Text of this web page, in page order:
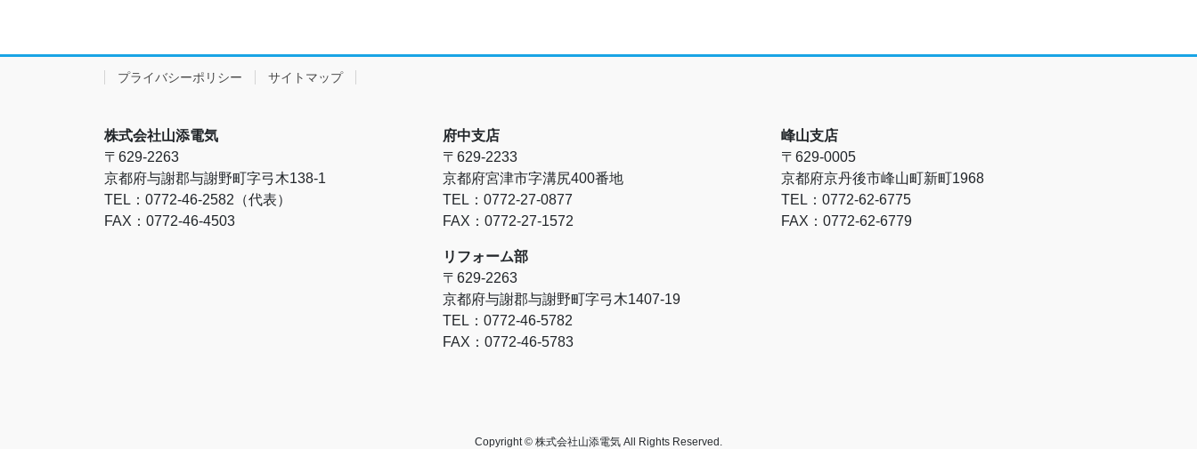
プライバシーポリシー サイトマップ
株式会社山添電気
〒629-2263
京都府与謝郡与謝野町字弓木138-1
TEL：0772-46-2582（代表）
FAX：0772-46-4503
府中支店
〒629-2233
京都府宮津市字溝尻400番地
TEL：0772-27-0877
FAX：0772-27-1572
リフォーム部
〒629-2263
京都府与謝郡与謝野町字弓木1407-19
TEL：0772-46-5782
FAX：0772-46-5783
峰山支店
〒629-0005
京都府京丹後市峰山町新町1968
TEL：0772-62-6775
FAX：0772-62-6779
Copyright © 株式会社山添電気 All Rights Reserved.